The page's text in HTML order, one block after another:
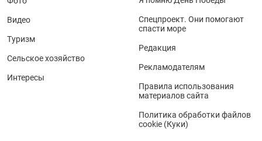
Видео
Туризм
Сельское хозяйство
Интересы
Спецпроект. Они помогают
спасти море
Редакция
Рекламодателям
Правила использования
материалов сайта
Политика обработки файлов
cookie (Куки)